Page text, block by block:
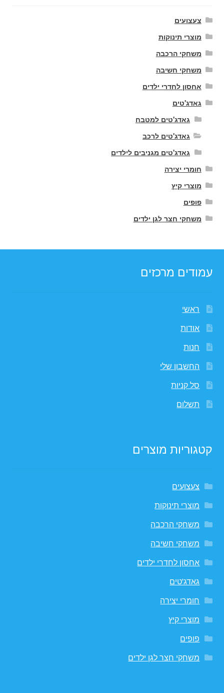
צעצועים
מוצרי תינוקות
משחקי הרכבה
משחקי חשיבה
אחסון לחדרי ילדים
גאדג'טים
גאדג'טים למטבח
גאדג'טים לרכב
גאדג'טים מגניבים לילדים
חומרי יצירה
מוצרי קיץ
פופים
משחקי חצר לגן ילדים
עמודים מרכזים
ראשי
אודות
חנות
החשבון שלי
סל קניות
תשלום
קטגוריות מוצרים
צעצועים
מוצרי תינוקות
משחקי הרכבה
משחקי חשיבה
אחסון לחדרי ילדים
גאדג'טים
חומרי יצירה
מוצרי קיץ
פופים
משחקי חצר לגן ילדים